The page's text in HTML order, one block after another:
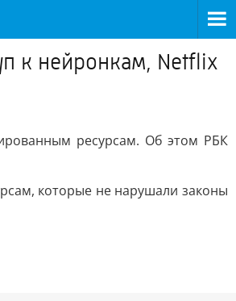
к нейронкам, Netflix
ресурсам. Об этом РБК
которые не нарушали законы